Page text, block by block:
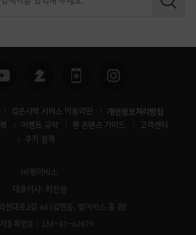
검
검은사막 서비스 이용약관 개인정보처리방침
이벤트 규약 팬 콘텐츠 가이드
고객센터
쿠키 정책
㈜펄어비스
대표이사: 허진영
천대로2길 48 (갈현동, 펄어비스 홈 원)
등록번호 : 138-81-62479